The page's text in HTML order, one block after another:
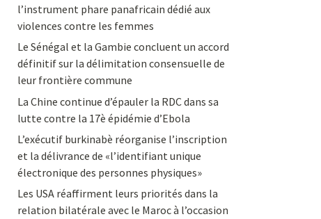
l’instrument phare panafricain dédié aux
violences contre les femmes
Le Sénégal et la Gambie concluent un accord
définitif sur la délimitation consensuelle de
leur frontière commune
La Chine continue d’épauler la RDC dans sa
lutte contre la 17è épidémie d’Ebola
L’exécutif burkinabè réorganise l’inscription
et la délivrance de «l’identifiant unique
électronique des personnes physiques»
Les USA réaffirment leurs priorités dans la
relation bilatérale avec le Maroc à l’occasion